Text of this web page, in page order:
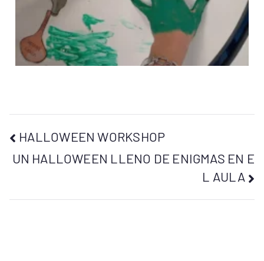
HALLOWEEN WORKSHOP
UN HALLOWEEN LLENO DE ENIGMAS EN E
L AULA